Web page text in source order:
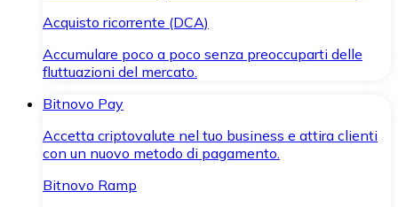
Acquisto ricorrente (DCA)
Accumulare poco a poco senza preoccuparti delle
fluttuazioni del mercato.
Bitnovo Pay
Accetta criptovalute nel tuo business e attira clienti
con un nuovo metodo di pagamento.
Bitnovo Ramp